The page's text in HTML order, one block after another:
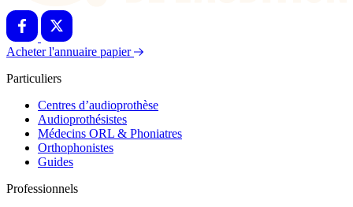
Acheter l'annuaire papier
Particuliers
Centres d’audioprothèse
Audioprothésistes
Médecins ORL & Phoniatres
Orthophonistes
Guides
Professionnels